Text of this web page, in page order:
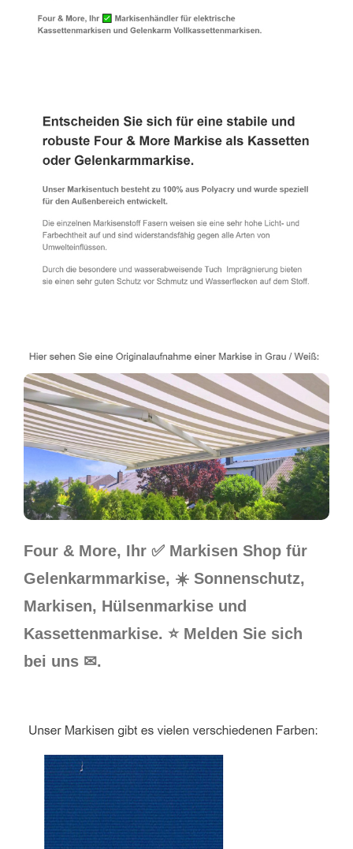
Four & More, Ihr ✅ Markisen Shop für
Gelenkarmmarkise, ☀️ Sonnenschutz,
Markisen, Hülsenmarkise und
Kassettenmarkise. ⭐ Melden Sie sich
bei uns ✉.